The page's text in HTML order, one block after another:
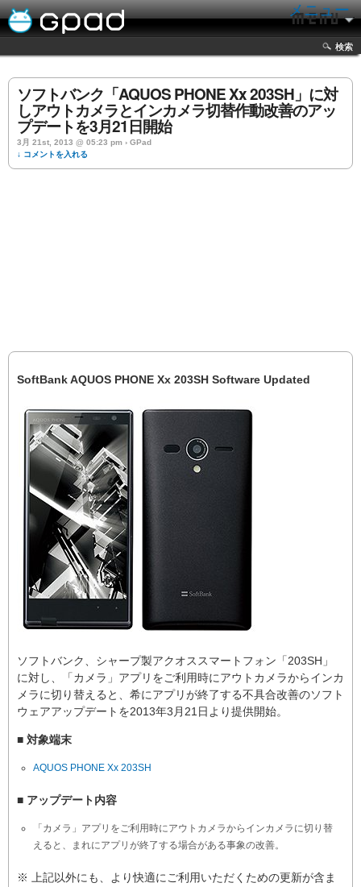
メニュー
検索
ソフトバンク「AQUOS PHONE Xx 203SH」に対
しアウトカメラとインカメラ切替作動改善のアッ
プデートを3月21日開始
3月 21st, 2013 @ 05:23 pm › GPad
↓ コメントを入れる
SoftBank AQUOS PHONE Xx 203SH Software Updated
ソフトバンク、シャープ製アクオススマートフォン「203SH」
に対し、「カメラ」アプリをご利用時にアウトカメラからインカ
メラに切り替えると、希にアプリが終了する不具合改善のソフト
ウェアアップデートを2013年3月21日より提供開始。
■ 対象端末
AQUOS PHONE Xx 203SH
■ アップデート内容
「カメラ」アプリをご利用時にアウトカメラからインカメラに切り替
えると、まれにアプリが終了する場合がある事象の改善。
※ 上記以外にも、より快適にご利用いただくための更新が含ま